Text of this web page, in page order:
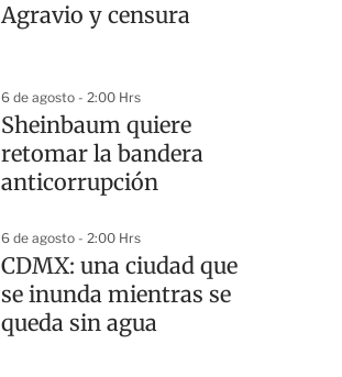
Agravio y censura
6 de agosto - 2:00 Hrs
Sheinbaum quiere
retomar la bandera
anticorrupción
6 de agosto - 2:00 Hrs
CDMX: una ciudad que
se inunda mientras se
queda sin agua